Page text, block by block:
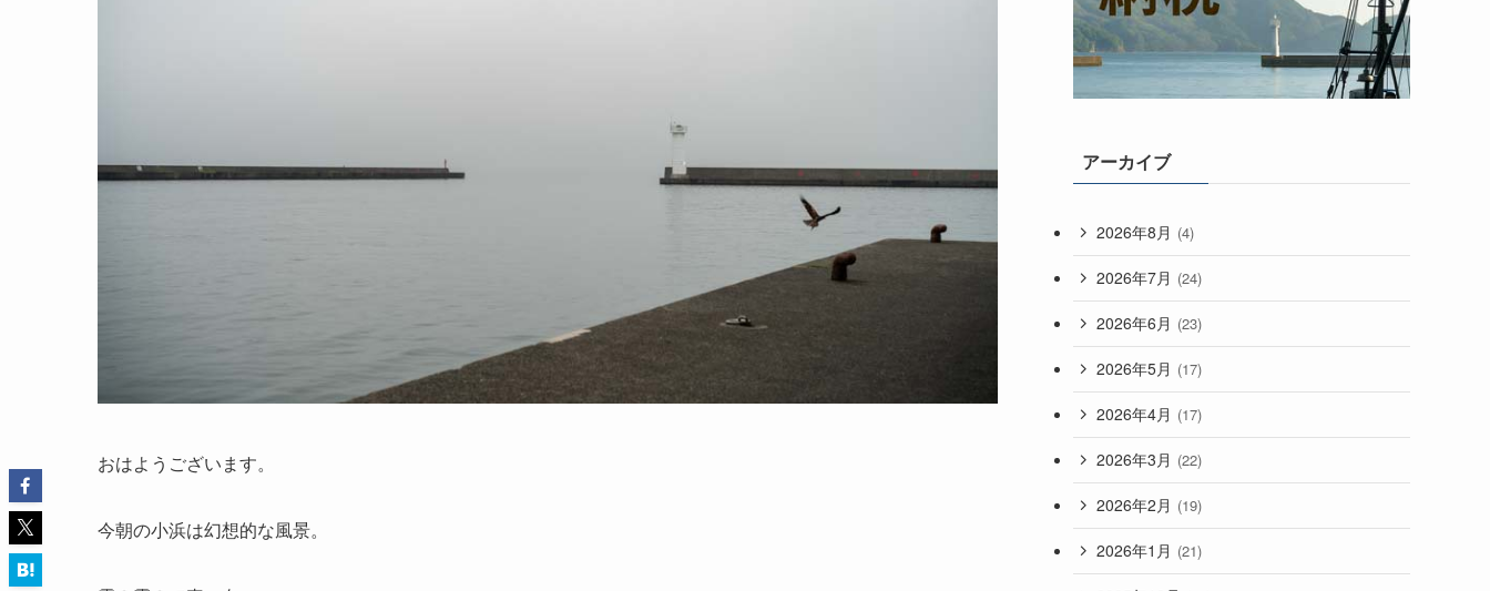
おはようございます。
今朝の小浜は幻想的な風景。
アーカイブ
2026年8月 (4)
2026年7月 (24)
2026年6月 (23)
2026年5月 (17)
2026年4月 (17)
2026年3月 (22)
2026年2月 (19)
2026年1月 (21)